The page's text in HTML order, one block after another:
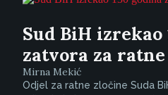
Sud BiH izrekao
zatvora za
Mirna Mekić
Odjel za ratne zločine Suda